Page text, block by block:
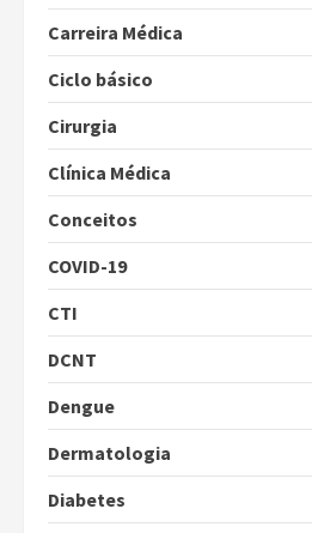
Carreira Médica
Ciclo básico
Cirurgia
Clínica Médica
Conceitos
COVID-19
CTI
DCNT
Dengue
Dermatologia
Diabetes